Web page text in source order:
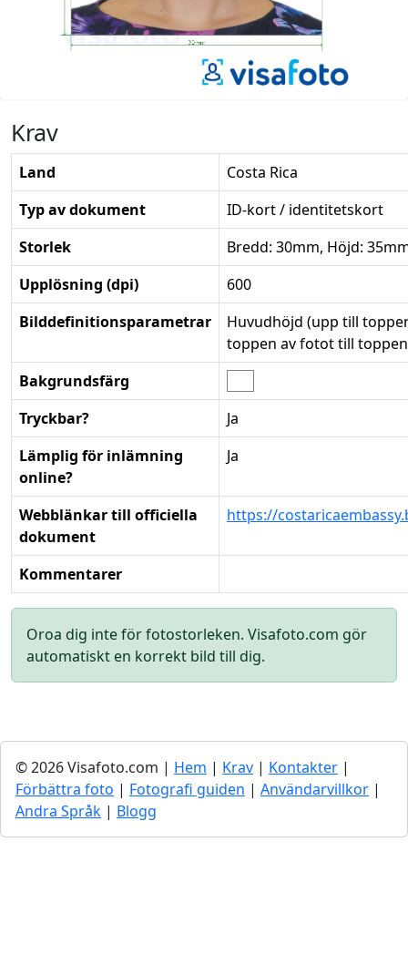
Krav
Land
Costa Rica
Typ av dokument
ID-kort / identitetskort
Storlek
Bredd: 30mm, Höjd:
Upplösning (dpi)
600
Bilddefinitionsparametrar
Huvudhöjd (upp till
toppen av fotot till
Bakgrundsfärg
Tryckbar?
Ja
Lämplig för inlämning
online?
Ja
Webblänkar till officiella
dokument
https://
Kommentarer
Oroa dig inte för fotostorleken. Visafoto.com gör
automatiskt en korrekt bild till dig.
© 2026 Visafoto.com | Hem | Krav | Kontakter |
Förbättra foto | Fotografi guiden | Användarvillkor |
Andra Språk | Blogg